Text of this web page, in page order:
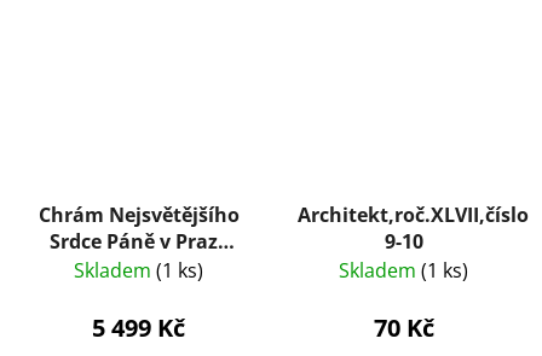
Chrám Nejsvětějšího
Srdce Páně v Praze
XII., na Královských
projektu prof. arch.
Skladem (1 ks)
5 499 Kč
Architekt,roč.XLVII,číslo-
9-10
Skladem (1 ks)
70 Kč